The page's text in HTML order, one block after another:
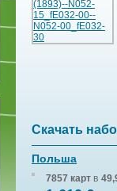
Скачать
Польша
7857 карт в